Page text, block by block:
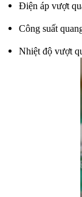
Điện áp vượt
Công suất
Nhiệt độ vượt